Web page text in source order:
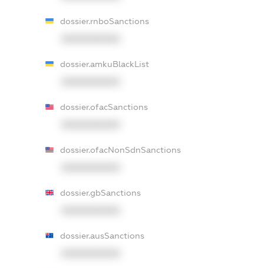
dossier.rnboSanctions
dossier.amkuBlackList
dossier.ofacSanctions
dossier.ofacNonSdnSanctions
dossier.gbSanctions
dossier.ausSanctions